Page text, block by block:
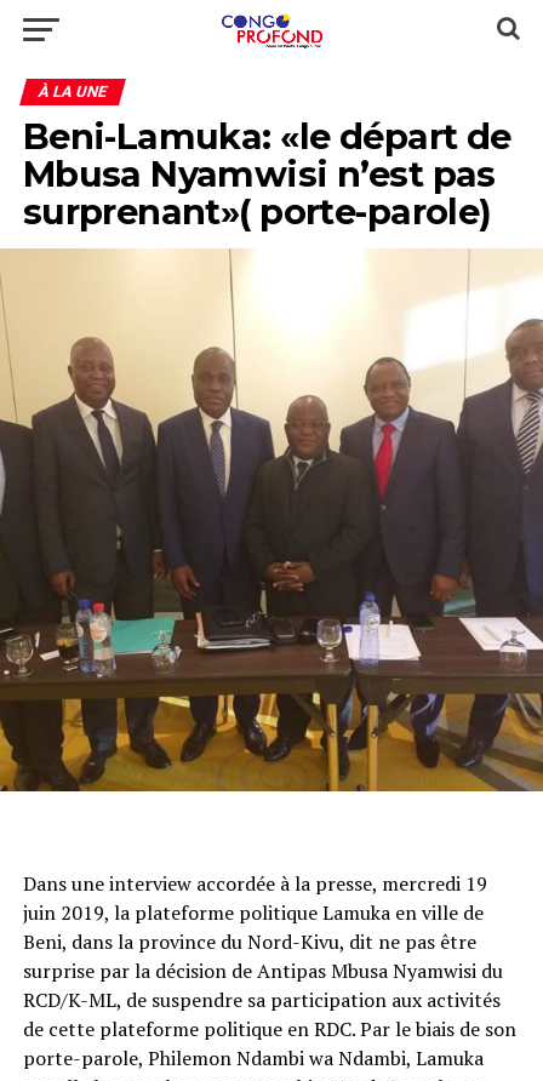
À LA UNE
Beni-Lamuka: «le départ de
Mbusa Nyamwisi n’est pas
surprenant»( porte-parole)
Dans une interview accordée à la presse, mercredi 19
juin 2019, la plateforme politique Lamuka en ville de
Beni, dans la province du Nord-Kivu, dit ne pas être
surprise par la décision de Antipas Mbusa Nyamwisi du
RCD/K-ML, de suspendre sa participation aux activités
de cette plateforme politique en RDC. Par le biais de son
porte-parole, Philemon Ndambi wa Ndambi, Lamuka